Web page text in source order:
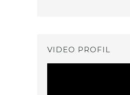
VIDEO PROFIL